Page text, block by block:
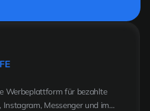
Werbeplattform für bezahlte
Instagram, Messenger und im